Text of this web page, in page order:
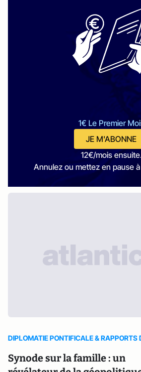
1€ Le Premier
JE M'ABONNE
12€/mois ensuite.
Annulez ou mettez en pause
DIPLOMATIE PONTIFICALE & RAPPORTS
Synode sur la famille : un